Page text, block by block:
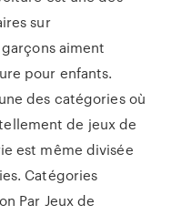
sur
aiment
pour enfants.
des catégories où
de jeux de
est même divisée
Catégories
Par Jeux de